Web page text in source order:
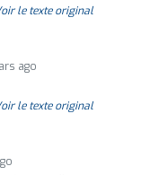
le texte original
ago
le texte original